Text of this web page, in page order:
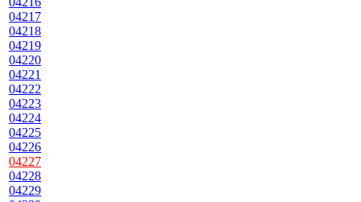
04217
04218
04219
04220
04221
04222
04223
04224
04225
04226
04227
04228
04229